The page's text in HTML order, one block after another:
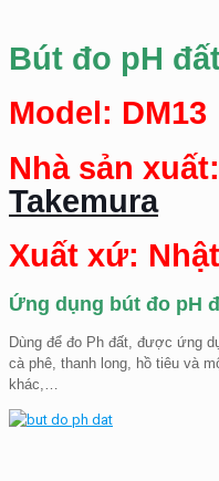
Bút đo pH
Model: DM13
Nhà sản xuất:
Takemura
Xuất xứ:
Ứng dụng bút đo pH
Dùng để đo Ph đất, được ứng
cà phê, thanh long, hồ tiêu và
khác,…